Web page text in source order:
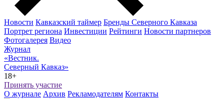
Новости Кавказский таймер Бренды Северного Кавказа
Портрет региона Инвестиции Рейтинги Новости партнеров
Фотогалерея Видео
Журнал
«Вестник.
Северный Кавказ»
18+
Принять участие
О журнале Архив Рекламодателям Контакты